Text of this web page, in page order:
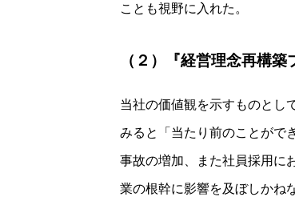
ことも視野に入れた。
（２）『経営理念再構築
当社の価値観を示すものとし
みると「当たり前のことがで
事故の増加、また社員採用に
業の根幹に影響を及ぼしかね